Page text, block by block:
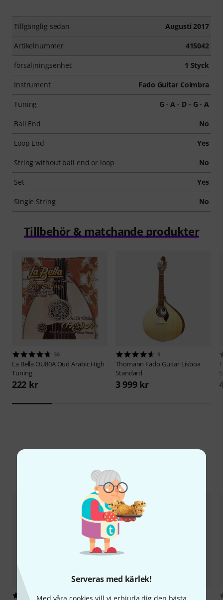
Serveras med kärlek!
Med våra cookies vill vi erbjuda dig den bästa
Tillgänglig sedan Augusti 2017
Artikelnummer 415042
försäljningsenhet 1 Styck
Instrument Fado Guitar Coimbra
Tuning G - A - D - G - A
Ball End No
Loop End Yes
String without ball end or loop No
Set Yes
Single String No
Tillbehör & matchande produkter
36
La Bella OU80A Oud Arabic High
Tuning
222 kr
9
Thomann Fado Guitar Lisboa
Standard
3 999 kr
Jämför alternativ
6 1